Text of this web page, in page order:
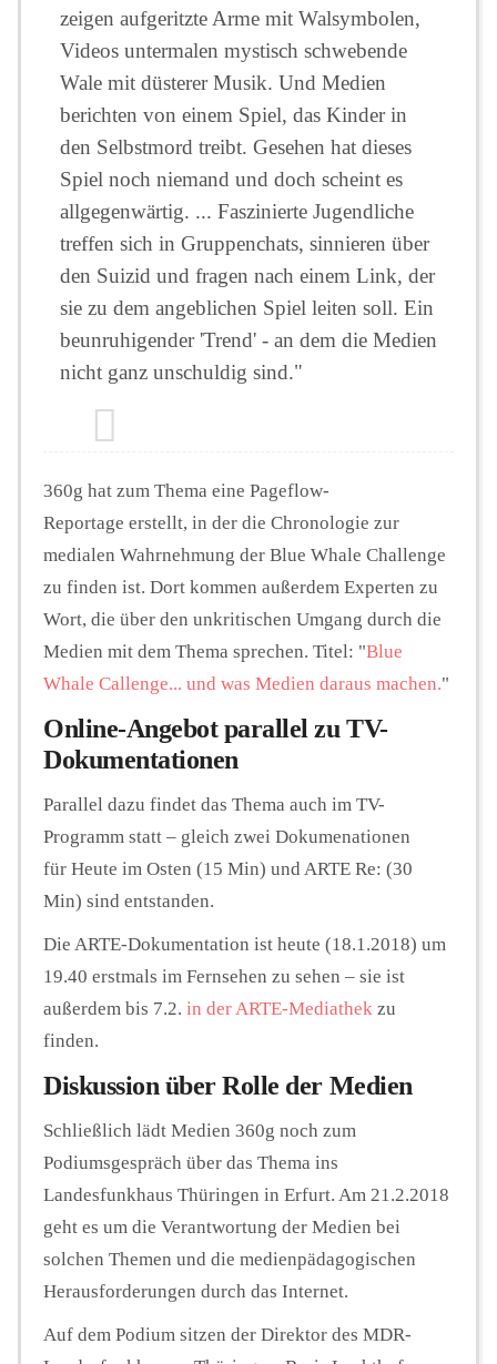
zeigen aufgeritzte Arme mit Walsymbolen,
Videos untermalen mystisch schwebende
Wale mit düsterer Musik. Und Medien
berichten von einem Spiel, das Kinder in
den Selbstmord treibt. Gesehen hat dieses
Spiel noch niemand und doch scheint es
allgegenwärtig. ... Faszinierte Jugendliche
treffen sich in Gruppenchats, sinnieren über
den Suizid und fragen nach einem Link, der
sie zu dem angeblichen Spiel leiten soll. Ein
beunruhigender 'Trend' - an dem die Medien
nicht ganz unschuldig sind."
360g hat zum Thema eine Pageflow-
Reportage erstellt, in der die Chronologie zur
medialen Wahrnehmung der Blue Whale Challenge
zu finden ist. Dort kommen außerdem Experten zu
Wort, die über den unkritischen Umgang durch die
Medien mit dem Thema sprechen. Titel: "Blue
Whale Callenge... und was Medien daraus machen."
Online-Angebot parallel zu TV-
Dokumentationen
Parallel dazu findet das Thema auch im TV-
Programm statt – gleich zwei Dokumenationen
für Heute im Osten (15 Min) und ARTE Re: (30
Min) sind entstanden.
Die ARTE-Dokumentation ist heute (18.1.2018) um
19.40 erstmals im Fernsehen zu sehen – sie ist
außerdem bis 7.2. in der ARTE-Mediathek zu
finden.
Diskussion über Rolle der Medien
Schließlich lädt Medien 360g noch zum
Podiumsgespräch über das Thema ins
Landesfunkhaus Thüringen in Erfurt. Am 21.2.2018
geht es um die Verantwortung der Medien bei
solchen Themen und die medienpädagogischen
Herausforderungen durch das Internet.
Auf dem Podium sitzen der Direktor des MDR-